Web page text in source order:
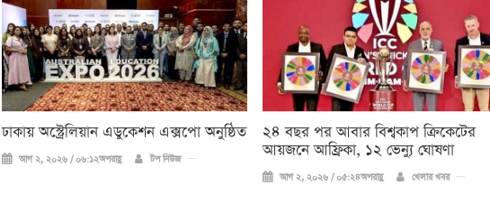
ঢাকায় অস্ট্রেলিয়ান এডুকেশন এক্সপো অনুষ্ঠিত
আগ ২, ২০২৬ / ০৬:১২অপরাহ্ণ টপ নিউজ
২৪ বছর পর আবার বিশ্বকাপ ক্রিকে‌টের
আয়জনে আফ্রিকা, ১২ ভেন্যু ঘোষণা
আগ ২, ২০২৬ / ০৫:২৪অপরাহ্ণ খেলার খবর